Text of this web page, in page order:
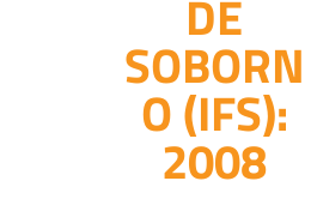
DE
SOBORN
O (IFS):
2008